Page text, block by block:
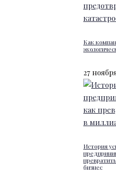
Как
27
История
бизнес